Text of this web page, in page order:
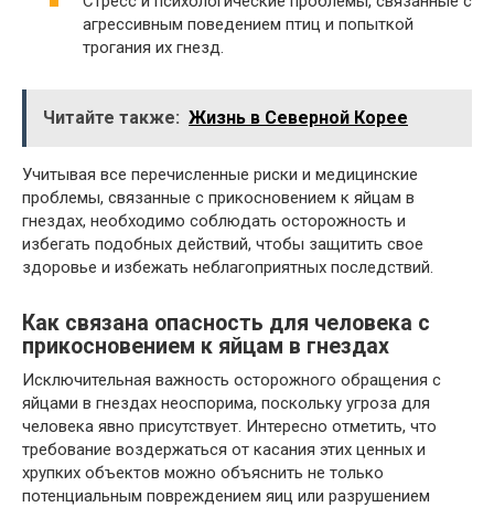
агрессивным поведением птиц и попыткой
трогания их гнезд.
Читайте также: Жизнь в Северной Корее
Учитывая все перечисленные риски и медицинские
проблемы, связанные с прикосновением к яйцам в
гнездах, необходимо соблюдать осторожность и
избегать подобных действий, чтобы защитить свое
здоровье и избежать неблагоприятных последствий.
Как связана опасность для человека с
прикосновением к яйцам в гнездах
Исключительная важность осторожного обращения с
яйцами в гнездах неоспорима, поскольку угроза для
человека явно присутствует. Интересно отметить, что
требование воздержаться от касания этих ценных и
хрупких объектов можно объяснить не только
потенциальным повреждением яиц или разрушением